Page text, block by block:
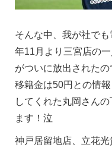
そんな中、我が社で
年11月より三宮店の
がついに放出されたの
移籍金は50円との情
してくれた丸岡さん
ます！泣
神戸居留地店、立花光